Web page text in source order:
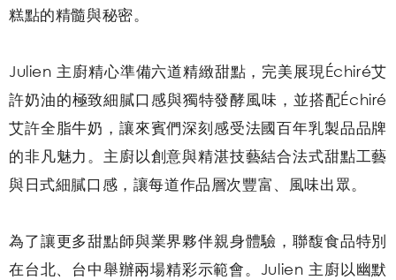
糕點的精髓與秘密。
Julien 主廚精心準備六道精緻甜點，完美展現Échiré艾
許奶油的極致細膩口感與獨特發酵風味，並搭配Échiré
艾許全脂牛奶，讓來賓們深刻感受法國百年乳製品品牌
的非凡魅力。主廚以創意與精湛技藝結合法式甜點工藝
與日式細膩口感，讓每道作品層次豐富、風味出眾。
為了讓更多甜點師與業界夥伴親身體驗，聯馥食品特別
在台北、台中舉辦兩場精彩示範會。Julien 主廚以幽默